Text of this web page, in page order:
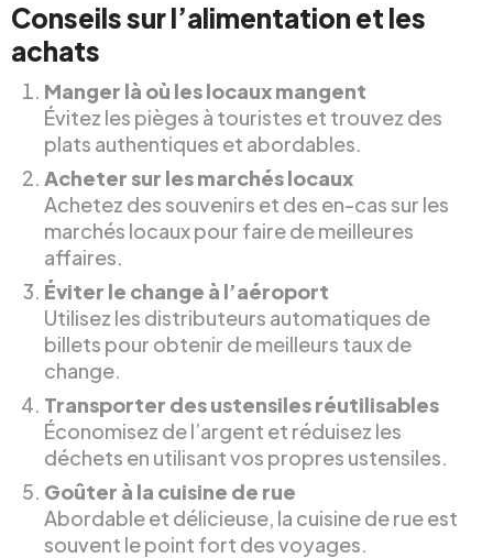
Conseils sur l’alimentation et les
achats
Manger là où les locaux mangent
Évitez les pièges à touristes et trouvez des
plats authentiques et abordables.
Acheter sur les marchés locaux
Achetez des souvenirs et des en-cas sur les
marchés locaux pour faire de meilleures
affaires.
Éviter le change à l’aéroport
Utilisez les distributeurs automatiques de
billets pour obtenir de meilleurs taux de
change.
Transporter des ustensiles réutilisables
Économisez de l’argent et réduisez les
déchets en utilisant vos propres ustensiles.
Goûter à la cuisine de rue
Abordable et délicieuse, la cuisine de rue est
souvent le point fort des voyages.